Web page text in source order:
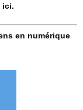
ici.
en numérique